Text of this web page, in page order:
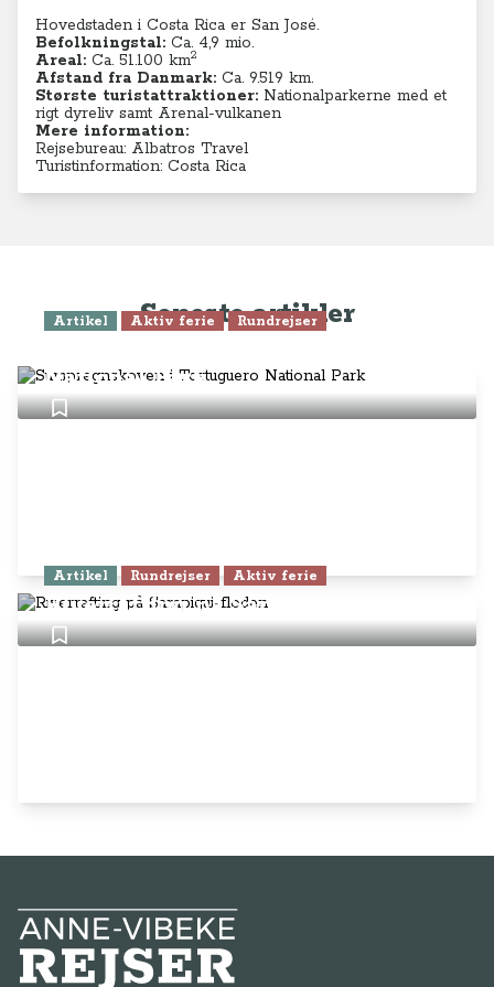
Hovedstaden i Costa Rica er San José.
Befolkningstal: Ca. 4,9 mio.
Areal: Ca. 51.100 km2
Afstand fra Danmark: Ca. 9.519 km.
Største turistattraktioner: Nationalparkerne med et
rigt dyreliv samt Arenal-vulkanen
Mere information:
Rejsebureau: Albatros Travel
Turistinformation: Costa Rica
Seneste artikler
Artikel Aktiv ferie Rundrejser
National Park
Artikel Rundrejser Aktiv ferie
Riverrafting på Sarapiqui-floden
Anne-Vibeke Rejser